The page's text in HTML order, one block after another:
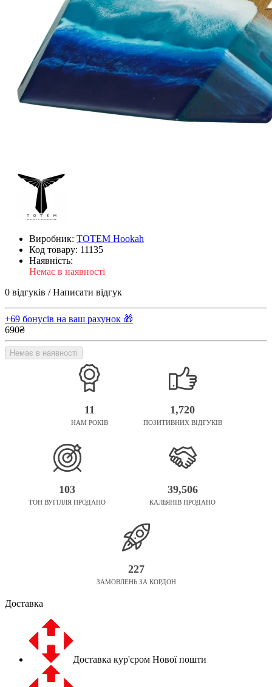
Виробник: TOTEM Hookah
Код товару: 11135
Наявність:
Немає в наявності
0 відгуків /Написати відгук
+69 бонусів на ваш рахунок 🎁
690₴
Немає в наявності
11
НАМ РОКІВ
1,720
ПОЗИТИВНИХ ВІДГУКІВ
103
ТОН ВУГІЛЛЯ ПРОДАНО
39,506
КАЛЬЯНІВ ПРОДАНО
227
ЗАМОВЛЕНЬ ЗА КОРДОН
Доставка
Доставка кур'єром Нової пошти